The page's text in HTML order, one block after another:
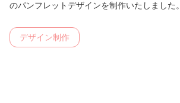
のパンフレットデザインを制作いたしました。
デザイン制作